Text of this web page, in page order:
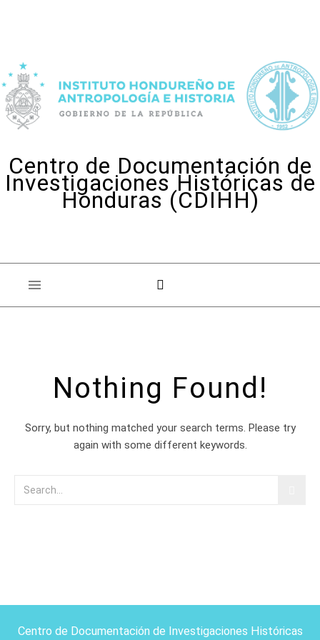
Centro de Documentación de
Investigaciones Históricas de
Honduras (CDIHH)
Nothing Found!
Sorry, but nothing matched your search terms. Please try
again with some different keywords.
Centro de Documentación de Investigaciones Históricas